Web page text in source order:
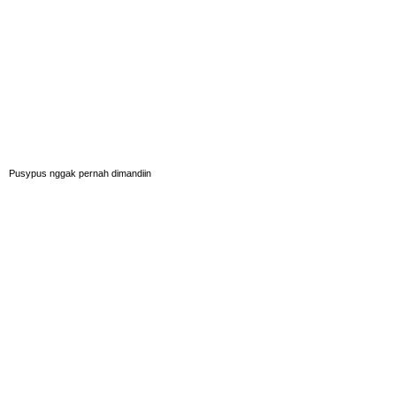
Pusypus nggak pernah dimandiin